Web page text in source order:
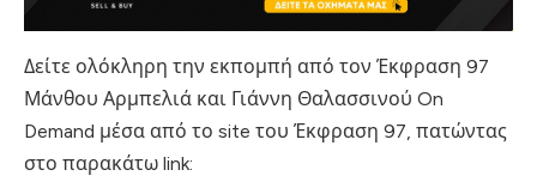
Δείτε ολόκληρη την εκπομπή από τον Έκφραση 97
Μάνθου Αρμπελιά και Γιάννη Θαλασσινού On
Demand μέσα από το site του Έκφραση 97, πατώντας
στο παρακάτω link: